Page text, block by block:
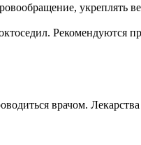
укреплять
Рекомендуются
врачом.